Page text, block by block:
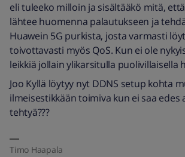
eli tuleeko milloin ja sisältääkö mitä,
lähtee huomenna palautukseen ja
Huawein 5G purkista, josta varmasti
toivottavasti myös QoS. Kun ei ole
leikkiä jollain ylikarsitulla puolivillaisella
Joo Kyllä löytyy nyt DDNS setup kohta
ilmeisestikkään toimiva kun ei saa edes
tehtyä???
Timo Haapala